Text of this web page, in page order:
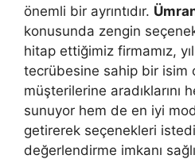
önemli bir ayrıntıdır.
konusunda zengin
hitap ettiğimiz firmamız,
tecrübesine sahip bir isim
müşterilerine aradıklarını
sunuyor hem de en iyi
getirerek seçenekleri
değerlendirme imkanı